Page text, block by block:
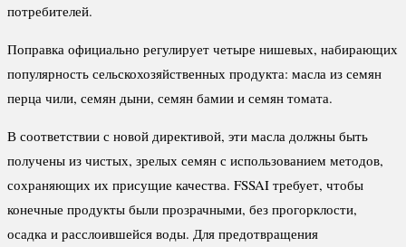
потребителей.
Поправка официально регулирует четыре нишевых, набирающих
популярность сельскохозяйственных продукта: масла из семян
перца чили, семян дыни, семян бамии и семян томата.
В соответствии с новой директивой, эти масла должны быть
получены из чистых, зрелых семян с использованием методов,
сохраняющих их присущие качества. FSSAI требует, чтобы
конечные продукты были прозрачными, без прогорклости,
осадка и расслоившейся воды. Для предотвращения